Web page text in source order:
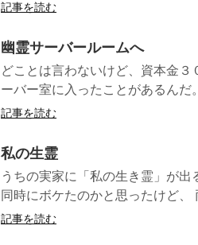
記事を読む
幽霊サーバールームへ
どことは言わないけど、資本金
ーバー室に入ったことがあるんだ
記事を読む
私の生霊
うちの実家に「私の生き霊」が出
同時にボケたのかと思ったけど
記事を読む